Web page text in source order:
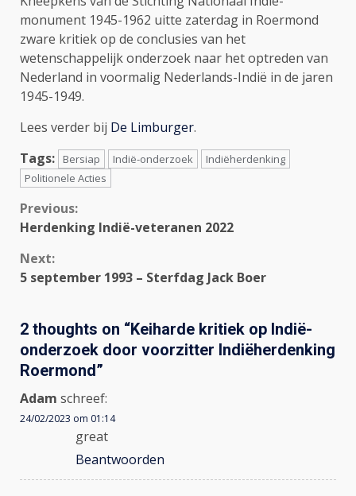
monument 1945-1962 uitte zaterdag in Roermond
zware kritiek op de conclusies van het
wetenschappelijk onderzoek naar het optreden van
Nederland in voormalig Nederlands-Indië in de jaren
1945-1949.
Lees verder bij De Limburger.
Tags:
Bersiap Indië-onderzoek
Indiëherdenking
Politionele Acties
Continue
Reading
Previous:
Herdenking Indië-veteranen 2022
Next:
5 september 1993 – Sterfdag Jack Boer
2 thoughts on “Keiharde kritiek op Indië-
onderzoek door voorzitter Indiëherdenking
Roermond”
Adam schreef:
24/02/2023 om 01:14
great
Beantwoorden